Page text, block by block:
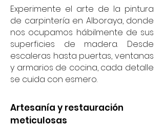
Experimente el arte de la pintura
de carpintería en Alboraya, donde
nos ocupamos hábilmente de sus
superficies de madera. Desde
escaleras hasta puertas, ventanas
y armarios de cocina, cada detalle
se cuida con esmero.
Artesanía y restauración
meticulosas